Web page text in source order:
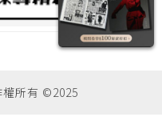
權所有 ©2025